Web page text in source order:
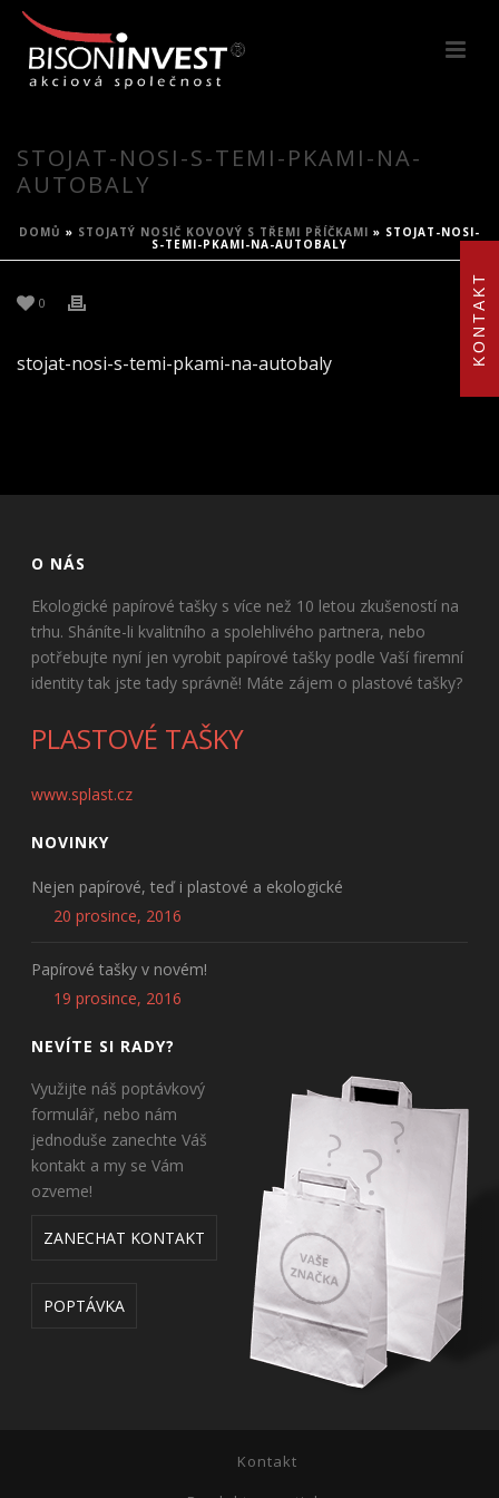
KONTAKT
STOJAT-NOSI-S-TEMI-PKAMI-NA-
AUTOBALY
DOMŮ » STOJATÝ NOSIČ KOVOVÝ S TŘEMI PŘÍČKAMI » STOJAT-NOSI-
S-TEMI-PKAMI-NA-AUTOBALY
0
stojat-nosi-s-temi-pkami-na-autobaly
O NÁS
Ekologické papírové tašky s více než 10 letou zkušeností na
trhu. Sháníte-li kvalitního a spolehlivého partnera, nebo
potřebujte nyní jen vyrobit papírové tašky podle Vaší firemní
identity tak jste tady správně! Máte zájem o plastové tašky?
PLASTOVÉ TAŠKY
www.splast.cz
NOVINKY
Nejen papírové, teď i plastové a ekologické
20 prosince, 2016
Papírové tašky v novém!
19 prosince, 2016
NEVÍTE SI RADY?
Využijte náš poptávkový
formulář, nebo nám
jednoduše zanechte Váš
kontakt a my se Vám
ozveme!
ZANECHAT KONTAKT
POPTÁVKA
Kontakt